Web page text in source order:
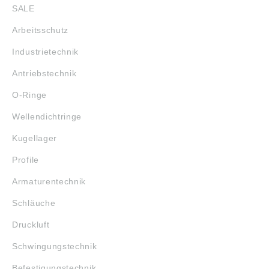
SALE
Arbeitsschutz
Industrietechnik
Antriebstechnik
O-Ringe
Wellendichtringe
Kugellager
Profile
Armaturentechnik
Schläuche
Druckluft
Schwingungstechnik